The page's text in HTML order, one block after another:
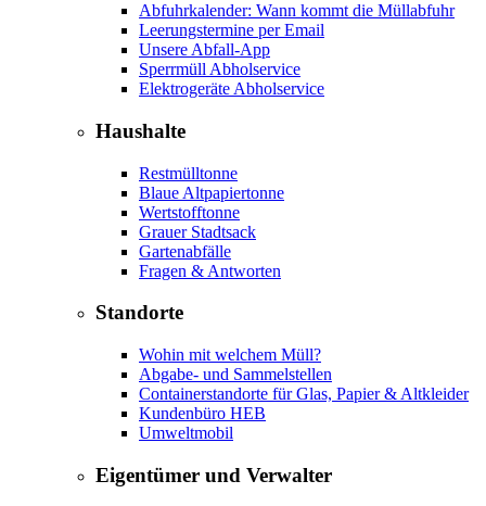
Abfuhrkalender: Wann kommt die Müllabfuhr
Leerungstermine per Email
Unsere Abfall-App
Sperrmüll Abholservice
Elektrogeräte Abholservice
Haushalte
Restmülltonne
Blaue Altpapiertonne
Wertstofftonne
Grauer Stadtsack
Gartenabfälle
Fragen & Antworten
Standorte
Wohin mit welchem Müll?
Abgabe- und Sammelstellen
Containerstandorte für Glas, Papier & Altkleider
Kundenbüro HEB
Umweltmobil
Eigentümer und Verwalter